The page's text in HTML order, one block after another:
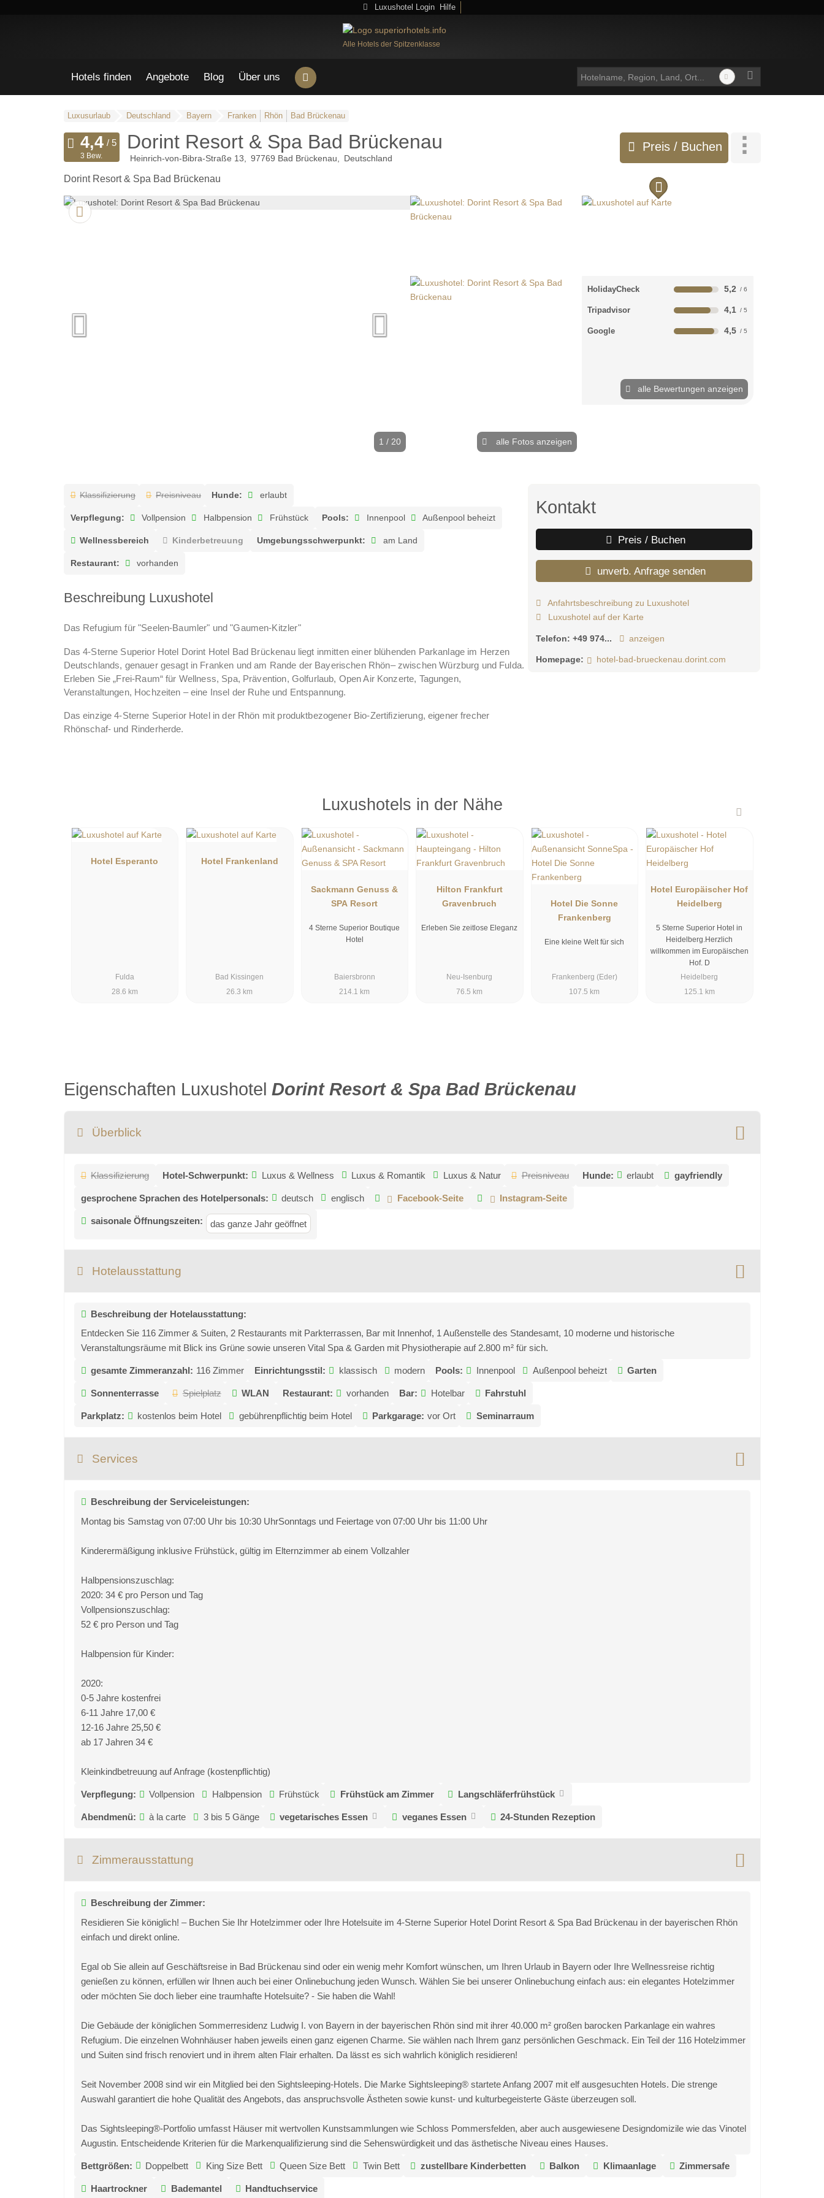
Luxushotel Login Hilfe
Alle Hotels der Spitzenklasse
Hotels finden Angebote Blog Über uns
Luxusurlaub Deutschland Bayern Franken Rhön Bad Brückenau
Dorint Resort & Spa Bad Brückenau
Heinrich-von-Bibra-Straße 13 97769 Bad Brückenau Deutschland
Preis / Buchen
Dorint Resort & Spa Bad Brückenau
3 Bew.
1 / 20 alle Fotos anzeigen
HolidayCheck 5,2
Tripadvisor 4,1
Google 4,5
alle Bewertungen anzeigen
Klassifizierung Preisniveau Hunde: erlaubt
Verpflegung: Vollpension Halbpension Frühstück Pools: Innenpool Außenpool beheizt
Wellnessbereich Kinderbetreuung Umgebungsschwerpunkt: am Land
Restaurant: vorhanden
Beschreibung Luxushotel
Das Refugium für "Seelen-Baumler" und "Gaumen-Kitzler"
Das 4-Sterne Superior Hotel Dorint Hotel Bad Brückenau liegt inmitten einer blühenden Parkanlage im Herzen
Deutschlands, genauer gesagt in Franken und am Rande der Bayerischen Rhön– zwischen Würzburg und Fulda.
Erleben Sie „Frei-Raum“ für Wellness, Spa, Prävention, Golfurlaub, Open Air Konzerte, Tagungen,
Veranstaltungen, Hochzeiten – eine Insel der Ruhe und Entspannung.
Das einzige 4-Sterne Superior Hotel in der Rhön mit produktbezogener Bio-Zertifizierung, eigener frecher
Rhönschaf- und Rinderherde.
Sven Näser
und das erfrischende Team vom Hotel Dorint Resort & Spa Bad Brückenau
Kontakt
Preis / Buchen
unverb. Anfrage senden
Anfahrtsbeschreibung zu Luxushotel
Luxushotel auf der Karte
Telefon:+49 974... anzeigen
Homepage: hotel-bad-brueckenau.dorint.com
Luxushotels in der Nähe
Hotel Esperanto
Fulda
28.6 km
Hotel Frankenland
Bad Kissingen
26.3 km
Sackmann Genuss &
SPA Resort
4 Sterne Superior Boutique
Hotel
Baiersbronn
214.1 km
Hilton Frankfurt
Gravenbruch
Erleben Sie zeitlose Eleganz
Neu-Isenburg
76.5 km
Hotel Die Sonne
Frankenberg
Eine kleine Welt für sich
Frankenberg (Eder)
107.5 km
Hotel Europäischer Hof
Heidelberg
5 Sterne Superior Hotel in
Heidelberg.Herzlich
willkommen im Europäischen
Hof. D
Heidelberg
125.1 km
Eigenschaften Luxushotel Dorint Resort & Spa Bad Brückenau
Überblick
Klassifizierung Hotel-Schwerpunkt: Luxus & Wellness Luxus & Romantik Luxus & Natur Preisniveau Hunde: erlaubt gayfriendly
gesprochene Sprachen des Hotelpersonals: deutsch englisch Facebook-Seite Instagram-Seite
saisonale Öffnungszeiten: das ganze Jahr geöffnet
Hotelausstattung
Beschreibung der Hotelausstattung:
Entdecken Sie 116 Zimmer & Suiten, 2 Restaurants mit Parkterrassen, Bar mit Innenhof, 1 Außenstelle des Standesamt, 10 moderne und historische
Veranstaltungsräume mit Blick ins Grüne sowie unseren Vital Spa & Garden mit Physiotherapie auf 2.800 m² für sich.
gesamte Zimmeranzahl: 116 Zimmer Einrichtungsstil: klassisch modern Pools: Innenpool Außenpool beheizt Garten
Sonnenterrasse Spielplatz WLAN Restaurant: vorhanden Bar: Hotelbar Fahrstuhl
Parkplatz: kostenlos beim Hotel gebührenpflichtig beim Hotel Parkgarage: vor Ort Seminarraum
Services
Beschreibung der Serviceleistungen:
Montag bis Samstag von 07:00 Uhr bis 10:30 UhrSonntags und Feiertage von 07:00 Uhr bis 11:00 Uhr
Kinderermäßigung inklusive Frühstück, gültig im Elternzimmer ab einem Vollzahler
Halbpensionszuschlag:
2020: 34 € pro Person und Tag
Vollpensionszuschlag:
52 € pro Person und Tag
Halbpension für Kinder:
2020:
0-5 Jahre kostenfrei
6-11 Jahre 17,00 €
12-16 Jahre 25,50 €
ab 17 Jahren 34 €
Kleinkindbetreuung auf Anfrage (kostenpflichtig)
Verpflegung: Vollpension Halbpension Frühstück Frühstück am Zimmer Langschläferfrühstück
Abendmenü: à la carte 3 bis 5 Gänge vegetarisches Essen veganes Essen 24-Stunden Rezeption
Zimmerausstattung
Beschreibung der Zimmer:
Residieren Sie königlich! – Buchen Sie Ihr Hotelzimmer oder Ihre Hotelsuite im 4-Sterne Superior Hotel Dorint Resort & Spa Bad Brückenau in der bayerischen Rhön
einfach und direkt online.
Egal ob Sie allein auf Geschäftsreise in Bad Brückenau sind oder ein wenig mehr Komfort wünschen, um Ihren Urlaub in Bayern oder Ihre Wellnessreise richtig
genießen zu können, erfüllen wir Ihnen auch bei einer Onlinebuchung jeden Wunsch. Wählen Sie bei unserer Onlinebuchung einfach aus: ein elegantes Hotelzimmer
oder möchten Sie doch lieber eine traumhafte Hotelsuite? - Sie haben die Wahl!
Die Gebäude der königlichen Sommerresidenz Ludwig I. von Bayern in der bayerischen Rhön sind mit ihrer 40.000 m² großen barocken Parkanlage ein wahres
Refugium. Die einzelnen Wohnhäuser haben jeweils einen ganz eigenen Charme. Sie wählen nach Ihrem ganz persönlichen Geschmack. Ein Teil der 116 Hotelzimmer
und Suiten sind frisch renoviert und in ihrem alten Flair erhalten. Da lässt es sich wahrlich königlich residieren!
Seit November 2008 sind wir ein Mitglied bei den Sightsleeping-Hotels. Die Marke Sightsleeping® startete Anfang 2007 mit elf ausgesuchten Hotels. Die strenge
Auswahl garantiert die hohe Qualität des Angebots, das anspruchsvolle Ästheten sowie kunst- und kulturbegeisterte Gäste überzeugen soll.
Das Sightsleeping®-Portfolio umfasst Häuser mit wertvollen Kunstsammlungen wie Schloss Pommersfelden, aber auch ausgewiesene Designdomizile wie das Vinotel
Augustin. Entscheidende Kriterien für die Markenqualifizierung sind die Sehenswürdigkeit und das ästhetische Niveau eines Hauses.
Bettgrößen: Doppelbett King Size Bett Queen Size Bett Twin Bett zustellbare Kinderbetten Balkon Klimaanlage Zimmersafe
Haartrockner Bademantel Handtuchservice